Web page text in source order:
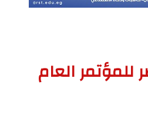
للمؤتمر العام